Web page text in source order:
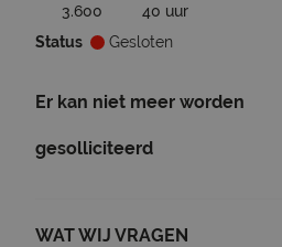
3.600
40 uur
Status
Gesloten
Er kan niet meer worden
gesolliciteerd
WAT WIJ VRAGEN